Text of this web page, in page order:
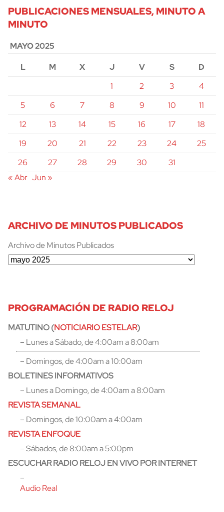
PUBLICACIONES MENSUALES, MINUTO A
MINUTO
MAYO 2025
L
M X J V S
D
1
2 3
4
5
6 7 8 9 10
11
12
13 14 15 16 17
18
19
20 21 22 23 24
25
26
27 28 29 30
31
« Abr Jun »
ARCHIVO DE MINUTOS PUBLICADOS
Archivo de Minutos Publicados
PROGRAMACIÓN DE RADIO RELOJ
MATUTINO (NOTICIARIO ESTELAR)
– Lunes a Sábado, de 4:00am a 8:00am
– Domingos, de 4:00am a 10:00am
BOLETINES INFORMATIVOS
– Lunes a Domingo, de 4:00am a 8:00am
REVISTA SEMANAL
– Domingos, de 10:00am a 4:00am
REVISTA ENFOQUE
– Sábados, de 8:00am a 5:00pm
ESCUCHAR RADIO RELOJ EN VIVO POR INTERNET
–
Audio Real